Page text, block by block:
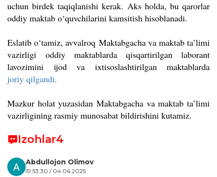
uchun birdek taqiqlanishi kerak. Aks holda, bu qarorlar
oddiy maktab o‘quvchilarini kamsitish hisoblanadi.
Eslatib o‘tamiz, avvalroq Maktabgacha va maktab ta’limi
vazirligi oddiy maktablarda qisqartirilgan laborant
lavozimini ijod va ixtisoslashtirilgan maktablarda
joriy qilgandi.
Mazkur holat yuzasidan Maktabgacha va maktab ta’limi
vazirligining rasmiy munosabat bildirishini kutamiz.
Izohlar4
Abdullojon Olimov
19:53:30 / 04.06.2025